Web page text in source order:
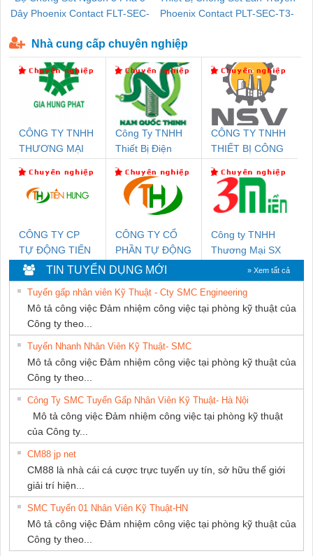
Dây Phoenix Contact FLT-SEC-
Phoenix Contact PLT-SEC-T3-
Nhà cung cấp chuyên nghiệp
CÔNG TY TNHH
THƯƠNG MẠI
THUẬT ĐIỆN CƠ
GIA HƯNG PHÁT
Công Ty TNHH
Thiết Bị Điện
CÔNG TY TNHH
THIẾT BỊ CÔNG
SETSUBI VIỆT
NAM
CÔNG TY CP
TỰ ĐỘNG TIẾN
HƯNG
CÔNG TY CỔ
PHẦN TỰ ĐỘNG
TIẾN HƯNG
Công ty TNHH
Thương Mại SX
TIN TUYỂN DỤNG MỚI » Xem tất cả
Tuyển gấp nhân viên Kỹ Thuật - Cty SMC Engineering
Mô tả công việc Đảm nhiệm công việc tại phòng kỹ thuật của
Công ty theo...
Tuyển Nhanh Nhân Viên Kỹ Thuật- SMC
Mô tả công việc Đảm nhiệm công việc tại phòng kỹ thuật của
Công ty theo...
Công Ty SMC Tuyển Gấp Nhân Viên Kỹ Thuật- Hà Nội
Mô tả công việc Đảm nhiệm công việc tại phòng kỹ thuật
của Công ty...
CM88 jp net
CM88 là nhà cái cá cược trực tuyến uy tín, sở hữu thế giới
giải trí hiện...
SMC Tuyển 01 Nhân Viên Kỹ Thuật-HN
Mô tả công việc Đảm nhiệm công việc tại phòng kỹ thuật của
Công ty theo...